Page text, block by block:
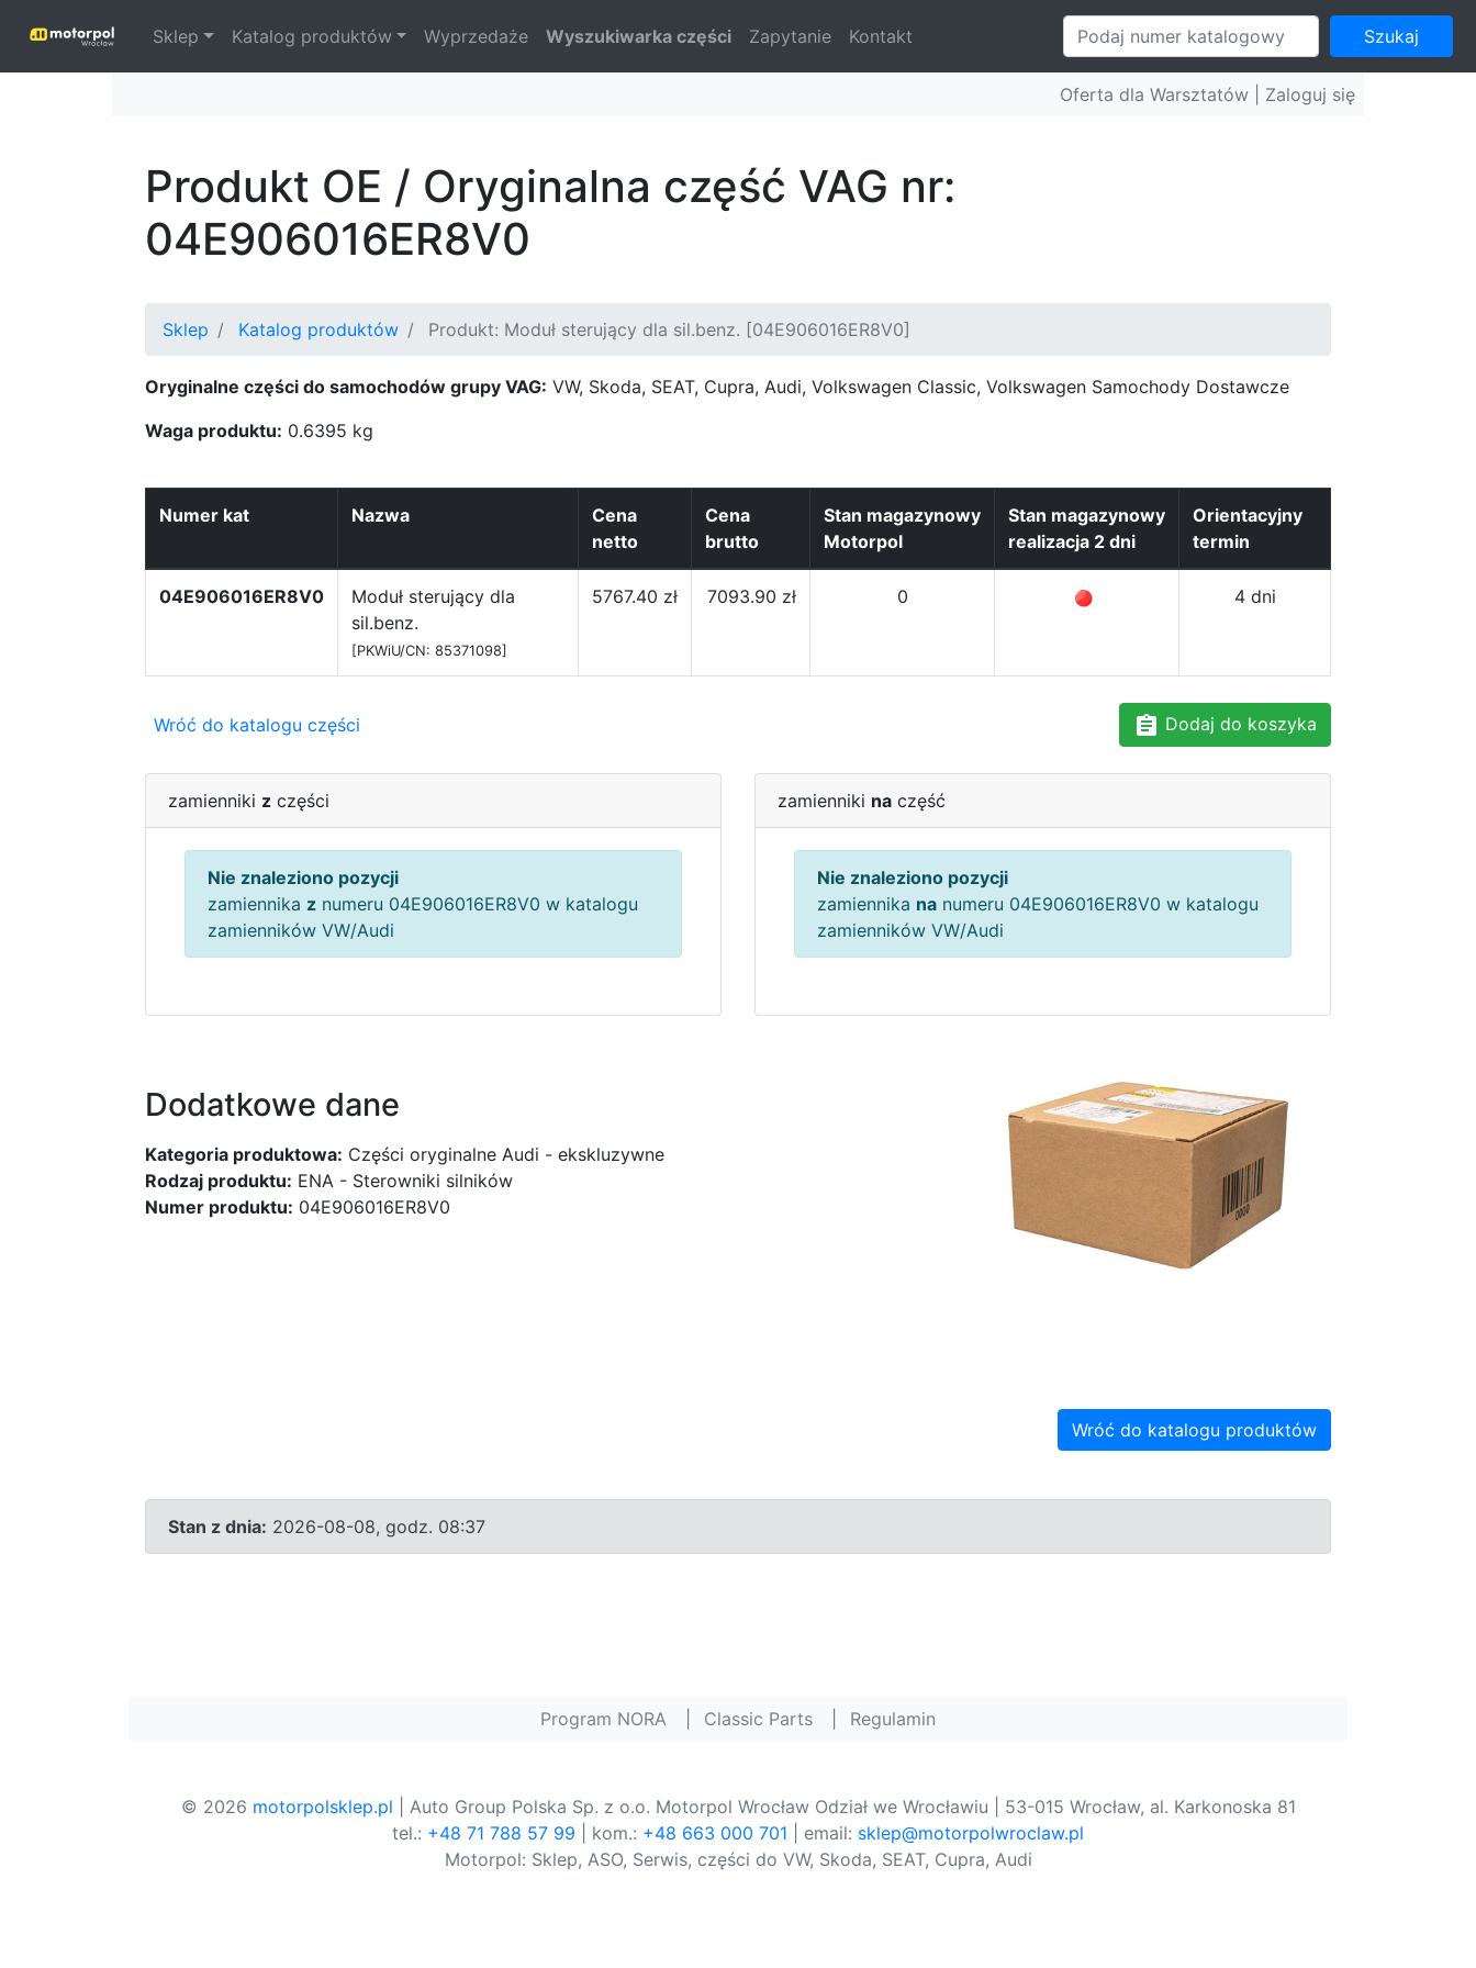
Sklep Katalog produktów Wyprzedaże Wyszukiwarka części Zapytanie Kontakt Szukaj
Oferta dla Warsztatów | Zaloguj się
Produkt OE / Oryginalna część VAG nr:
04E906016ER8V0
Sklep Katalog produktów Produkt: Moduł sterujący dla sil.benz. [04E906016ER8V0]
Oryginalne części do samochodów grupy VAG: VW, Skoda, SEAT, Cupra, Audi, Volkswagen Classic, Volkswagen Samochody Dostawcze
Waga produktu: 0.6395 kg
Numer kat Nazwa
Cena
netto
Cena
brutto
Stan magazynowy
Motorpol
Stan magazynowy
realizacja 2 dni
Orientacyjny
termin
04E906016ER8V0
Moduł sterujący dla
sil.benz.
[PKWiU/CN: 85371098]
5767.40 zł 7093.90 zł 0 4 dni
Wróć do katalogu części Dodaj do koszyka
zamienniki z części
Nie znaleziono pozycji
zamiennika z numeru 04E906016ER8V0 w katalogu
zamienników VW/Audi
zamienniki na część
Nie znaleziono pozycji
zamiennika na numeru 04E906016ER8V0 w katalogu
zamienników VW/Audi
Dodatkowe dane
Kategoria produktowa: Części oryginalne Audi - ekskluzywne
Rodzaj produktu: ENA - Sterowniki silników
Numer produktu: 04E906016ER8V0
Wróć do katalogu produktów
Stan z dnia: 2026-08-08, godz. 08:37
Program NORA Classic Parts Regulamin
© 2026 motorpolsklep.pl | Auto Group Polska Sp. z o.o. Motorpol Wrocław Odział we Wrocławiu | 53-015 Wrocław, al. Karkonoska 81
tel.: +48 71 788 57 99 | kom.: +48 663 000 701 | email: sklep@motorpolwroclaw.pl
Motorpol: Sklep, ASO, Serwis, części do VW, Skoda, SEAT, Cupra, Audi